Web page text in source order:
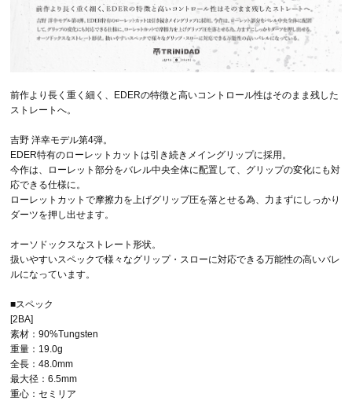
前作より長く重く細く、EDERの特徴と高いコントロール性はそのまま残した
ストレートへ。
吉野 洋幸モデル第4弾。
EDER特有のローレットカットは引き続きメイングリップに採用。
今作は、ローレット部分をバレル中央全体に配置して、グリップの変化にも対
応できる仕様に。
ローレットカットで摩擦力を上げグリップ圧を落とせる為、力まずにしっかり
ダーツを押し出せます。
オーソドックスなストレート形状。
扱いやすいスペックで様々なグリップ・スローに対応できる万能性の高いバレ
ルになっています。
■スペック
[2BA]
素材：90%Tungsten
重量：19.0g
全長：48.0mm
最大径：6.5mm
重心：セミリア